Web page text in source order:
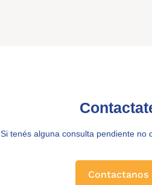
Si tenés alguna consulta pendiente no
Contactanos